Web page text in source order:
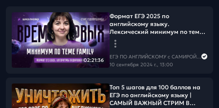
02:21:36
Формат ЕГЭ 2025 по
английскому языку.
Лексический минимум по теме
Family. Алгоритмы аудирования
ЕГЭ ПО АНГЛИЙСКОМУ с САМИРОЙ COOLешовой
10 сентября 2024 г., 13:00
Топ 5 шагов для 100 баллов на
ЕГЭ по английскому языку |
САМЫЙ ВАЖНЫЙ СТРИМ В